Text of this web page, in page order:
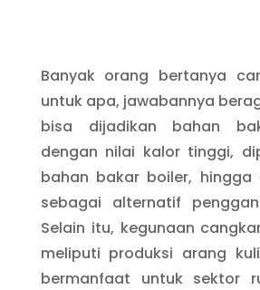
Banyak orang bertanya
untuk apa, jawabannya
bisa dijadikan bahan
dengan nilai kalor tinggi,
bahan bakar boiler, hingga
sebagai alternatif
Selain itu, kegunaan
meliputi produksi arang
bermanfaat untuk sektor